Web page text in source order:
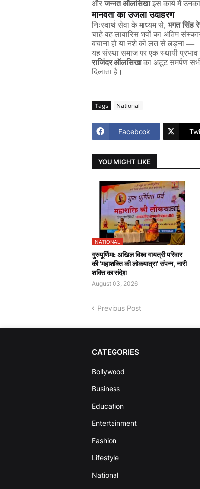
और जन्नत ऑलसिखा इस कार्य में उनका
मानवता का उजला उदाहरण
निःस्वार्थ सेवा के माध्यम से, भगत सिंह
चाहे वह लावारिस शवों का अंतिम
बचाना हो या नशे की लत से लड़ना —
यह संस्था समाज पर एक स्थायी प्रभाव
राजिंदर ऑलसिखा का अटूट समर्पण
दिलाता है।
Tags National
Facebook
YOU MIGHT LIKE
NATIONAL
गुरुपूर्णिमा: अखिल विश्व गायत्री परिवार
की ‘महाशक्ति की लोकयात्रा’ संपन्न, नारी
शक्ति का संदेश
August 03, 2026
Previous Post
CATEGORIES
Bollywood
Business
Education
Entertainment
Fashion
Lifestyle
National